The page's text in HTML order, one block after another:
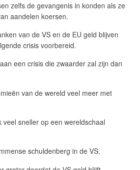
zelfs de gevangenis in konden als ze
aandelen koersen.
van de VS en de EU geld blijven
crisis voorbereid.
een crisis die zwaarder zal zijn dan
van de wereld veel meer met
veel sneller op een wereldschaal
schuldenberg in de VS.